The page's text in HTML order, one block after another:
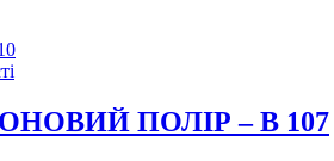
ПОЛІР – B 107